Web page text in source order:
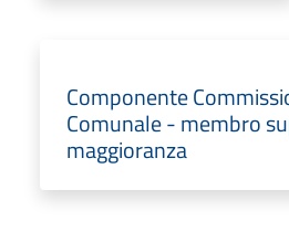
Componente
Comunale - membro
maggioranza